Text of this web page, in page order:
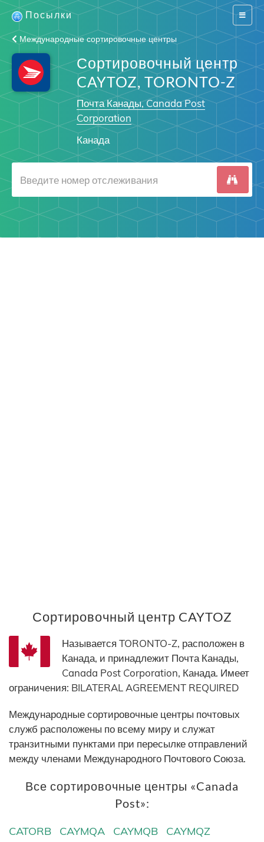
Switch
Посылки
Международные сортировочные центры
Сортировочный центр
CAYTOZ, TORONTO-Z
Почта Канады, Canada Post
Corporation
Канада
Сортировочный центр CAYTOZ
Называется TORONTO-Z, расположен в
Канада, и принадлежит Почта Канады,
Canada Post Corporation, Канада. Имеет
ограничения: BILATERAL AGREEMENT REQUIRED
Международные сортировочные центры почтовых
служб расположены по всему миру и служат
транзитными пунктами при пересылке отправлений
между членами Международного Почтового Союза.
Все сортировочные центры «Canada
Post»:
CATORB CAYMQA CAYMQB
CAYMQZ